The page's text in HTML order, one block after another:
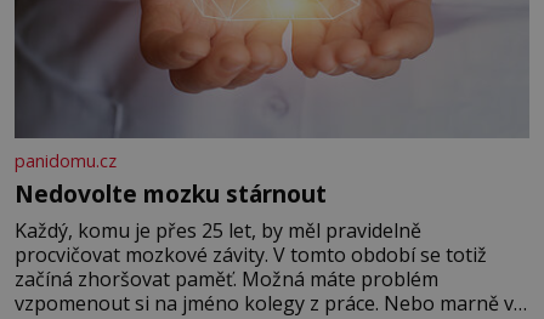
panidomu.cz
Nedovolte mozku stárnout
Každý, komu je přes 25 let, by měl pravidelně
procvičovat mozkové závity. V tomto období se totiž
začíná zhoršovat paměť. Možná máte problém
vzpomenout si na jméno kolegy z práce. Nebo marně v